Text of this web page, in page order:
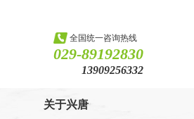
全国统一咨询热线
029-89192830
13909256332
关于兴唐